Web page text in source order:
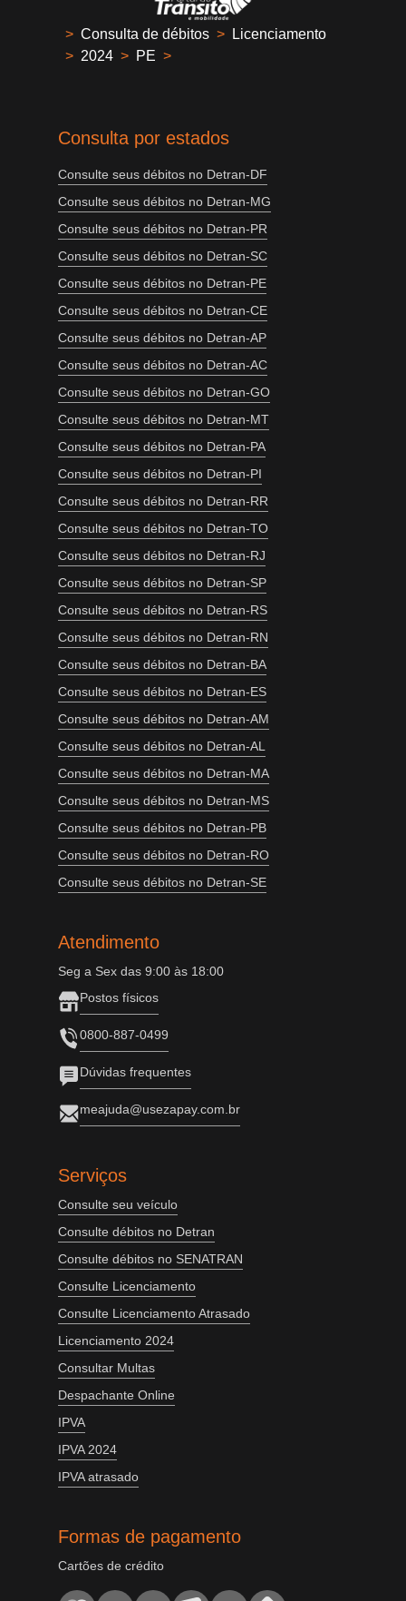
> Consulta de débitos >
Licenciamento
> 2024 > PE >
Consulta por estados
Consulte seus débitos no Detran-DF
Consulte seus débitos no Detran-MG
Consulte seus débitos no Detran-PR
Consulte seus débitos no Detran-SC
Consulte seus débitos no Detran-PE
Consulte seus débitos no Detran-CE
Consulte seus débitos no Detran-AP
Consulte seus débitos no Detran-AC
Consulte seus débitos no Detran-GO
Consulte seus débitos no Detran-MT
Consulte seus débitos no Detran-PA
Consulte seus débitos no Detran-PI
Consulte seus débitos no Detran-RR
Consulte seus débitos no Detran-TO
Consulte seus débitos no Detran-RJ
Consulte seus débitos no Detran-SP
Consulte seus débitos no Detran-RS
Consulte seus débitos no Detran-RN
Consulte seus débitos no Detran-BA
Consulte seus débitos no Detran-ES
Consulte seus débitos no Detran-AM
Consulte seus débitos no Detran-AL
Consulte seus débitos no Detran-MA
Consulte seus débitos no Detran-MS
Consulte seus débitos no Detran-PB
Consulte seus débitos no Detran-RO
Consulte seus débitos no Detran-SE
Atendimento
Seg a Sex das 9:00 às 18:00
Postos físicos
0800-887-0499
Dúvidas frequentes
meajuda@usezapay.com.br
Serviços
Consulte seu veículo
Consulte débitos no Detran
Consulte débitos no SENATRAN
Consulte Licenciamento
Consulte Licenciamento Atrasado
Licenciamento 2024
Consultar Multas
Despachante Online
IPVA
IPVA 2024
IPVA atrasado
Formas de pagamento
Cartões de crédito